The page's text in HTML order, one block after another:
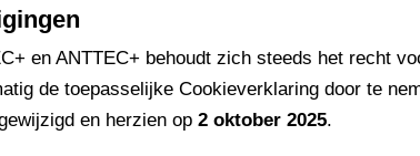
en ANTTEC+ behoudt zich steeds het recht
de toepasselijke Cookieverklaring door te
en herzien op2 oktober 2025.